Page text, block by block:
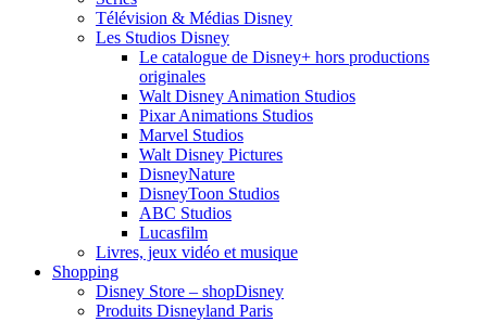
Télévision & Médias Disney
Les Studios Disney
Le catalogue de Disney+ hors productions
originales
Walt Disney Animation Studios
Pixar Animations Studios
Marvel Studios
Walt Disney Pictures
DisneyNature
DisneyToon Studios
ABC Studios
Lucasfilm
Livres, jeux vidéo et musique
Shopping
Disney Store – shopDisney
Produits Disneyland Paris